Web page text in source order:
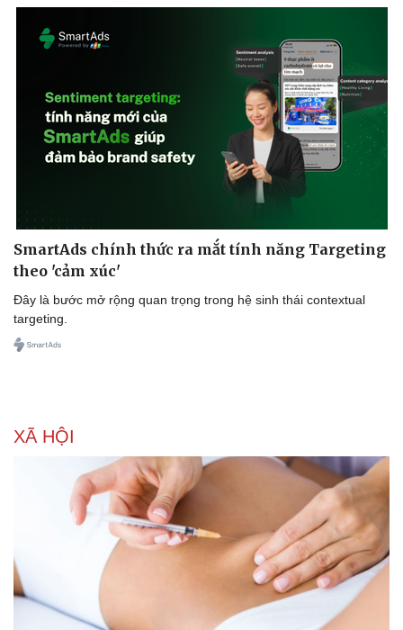
Dinh dưỡng - món ngon
Cây thuốc
Sản phụ khoa
Làm đẹp - giảm cân
Phòng mạch online
Ăn sạch sống khỏe
Đời sống
Tình yêu - Gia đình
SmartAds chính thức ra mắt tính năng Targeting
theo 'cảm xúc'
Đây là bước mở rộng quan trọng trong hệ sinh thái contextual
targeting.
XÃ HỘI